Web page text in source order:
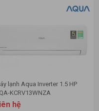
lạnh Aqua Inverter 1.5 HP
KCRV13WNZA
hệ